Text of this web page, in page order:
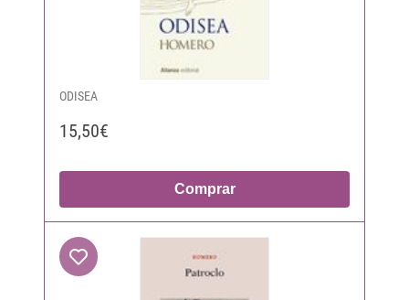
ODISEA
15,50€
Comprar